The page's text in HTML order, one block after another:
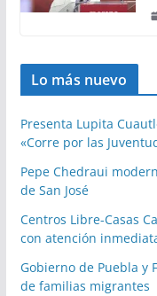
Lo más nuevo
Presenta Lupita
«Corre por las
Pepe Chedraui
de San José
Centros Libre-Casas
con atención
Gobierno de Puebla y
de familias migrantes